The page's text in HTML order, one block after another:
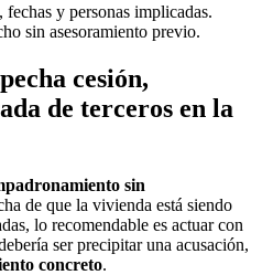
y personas implicadas.
sin asesoramiento previo.
cesión,
de terceros en la
sin
de que la vivienda está siendo
lo recomendable es actuar con
ser precipitar una acusación,
concreto.